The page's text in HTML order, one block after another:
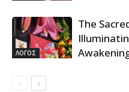
ΛΟΓΟΣ
The